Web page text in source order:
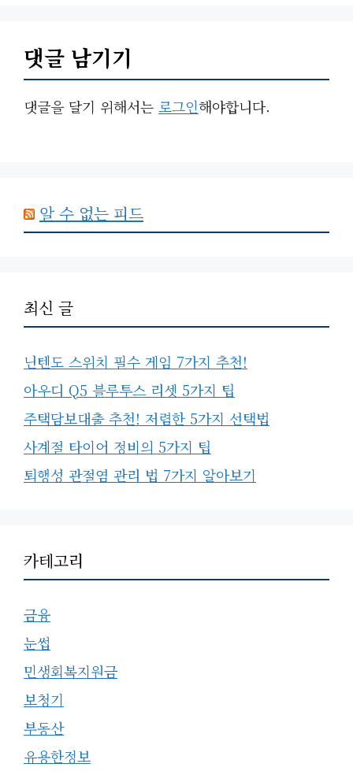
댓글 남기기
댓글을 달기 위해서는 로그인해야합니다.
알 수 없는 피드
최신 글
닌텐도 스위치 필수 게임 7가지 추천!
아우디 Q5 블루투스 리셋 5가지 팁
주택담보대출 추천! 저렴한 5가지 선택법
사계절 타이어 정비의 5가지 팁
퇴행성 관절염 관리 법 7가지 알아보기
카테고리
금융
눈썹
민생회복지원금
보청기
부동산
유용한정보